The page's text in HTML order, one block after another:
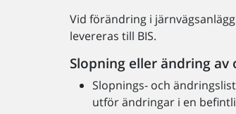
Vid förändring i
levereras till BIS.
Slopning eller ändring av
Slopnings- och
utför ändringar i en